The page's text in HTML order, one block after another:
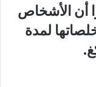
ووجدوا أن الأشخاص
لمدة